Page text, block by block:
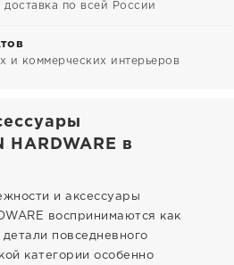
по всей России
и коммерческих интерьеров
HARDWARE в
и аксессуары
воспринимаются как
повседневного
категории особенно